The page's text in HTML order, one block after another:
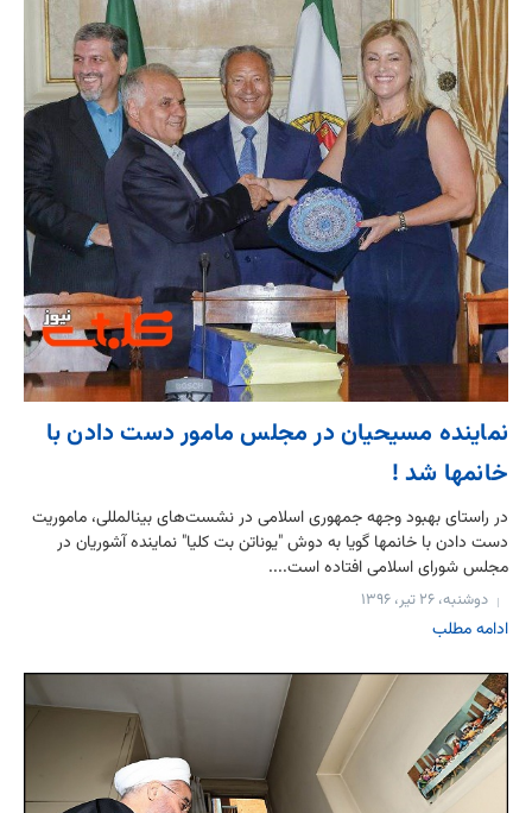
نماینده مسیحیان در مجلس مامور دست دادن با
خانمها شد !
در راستای بهبود وجهه جمهوری اسلامی در نشست‌های بین‎المللی، ماموریت
دست دادن با خانمها گویا به دوش "یوناتن بت کلیا" نماینده آشوریان در
مجلس شورای اسلامی افتاده است....
دوشنبه، ۲۶ تیر، ۱۳۹۶
ادامه مطلب